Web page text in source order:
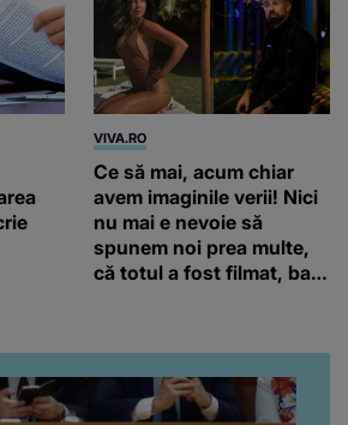
VIVA.RO
Ce să mai, acum chiar
avem imaginile verii! Nici
nu mai e nevoie să
spunem noi prea multe,
că totul a fost filmat, ba
da, frumoasa iubită a lui
Florin Ristei e...